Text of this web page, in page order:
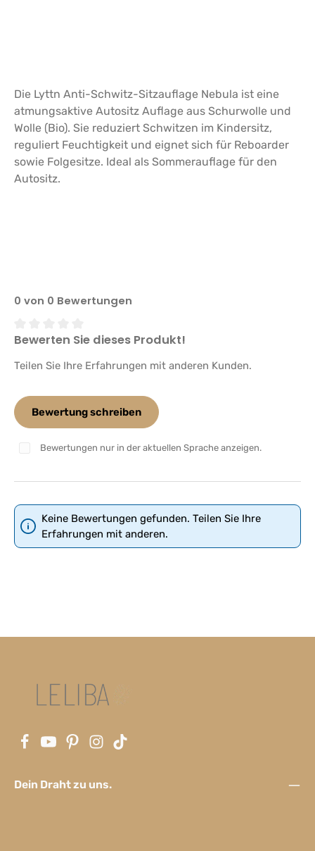
Die Lyttn Anti-Schwitz-Sitzauflage Nebula ist eine
atmungsaktive Autositz Auflage aus Schurwolle und
Wolle (Bio). Sie reduziert Schwitzen im Kindersitz,
reguliert Feuchtigkeit und eignet sich für Reboarder
sowie Folgesitze. Ideal als Sommerauflage für den
Autositz.
0 von 0 Bewertungen
Durchschnittliche Bewertung von 0 von 5 Sternen
Bewerten Sie dieses Produkt!
Teilen Sie Ihre Erfahrungen mit anderen Kunden.
Bewertung schreiben
Bewertungen nur in der aktuellen Sprache anzeigen.
Keine Bewertungen gefunden. Teilen Sie Ihre
Erfahrungen mit anderen.
Dein Draht zu uns.